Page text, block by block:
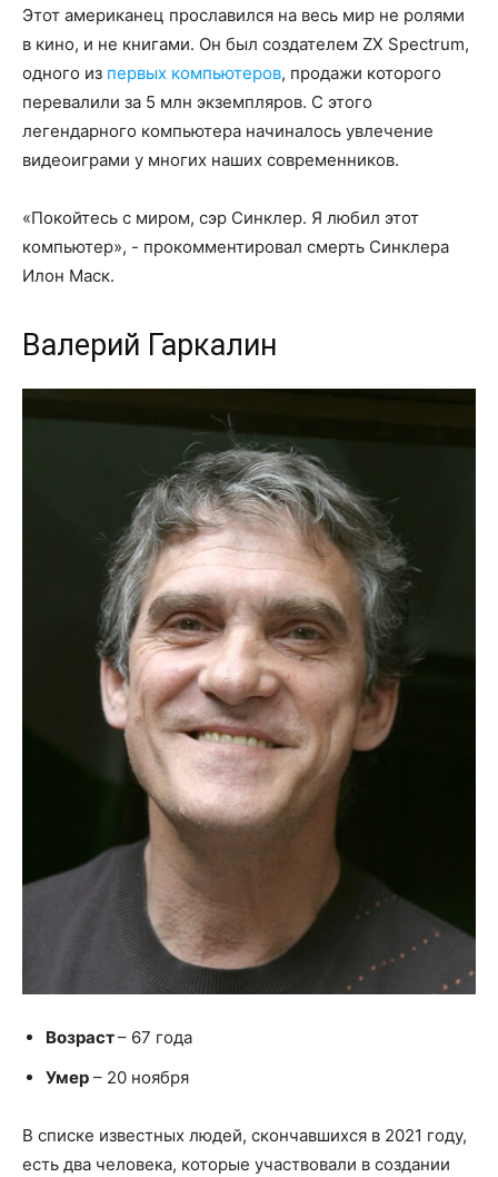
Этот американец прославился на весь мир не ролями
в кино, и не книгами. Он был создателем ZX Spectrum,
одного из первых компьютеров, продажи которого
перевалили за 5 млн экземпляров. С этого
легендарного компьютера начиналось увлечение
видеоиграми у многих наших современников.
«Покойтесь с миром, сэр Синклер. Я любил этот
компьютер», - прокомментировал смерть Синклера
Илон Маск.
Валерий Гаркалин
Возраст– 67 года
Умер – 20 ноября
В списке известных людей, скончавшихся в 2021 году,
есть два человека, которые участвовали в создании